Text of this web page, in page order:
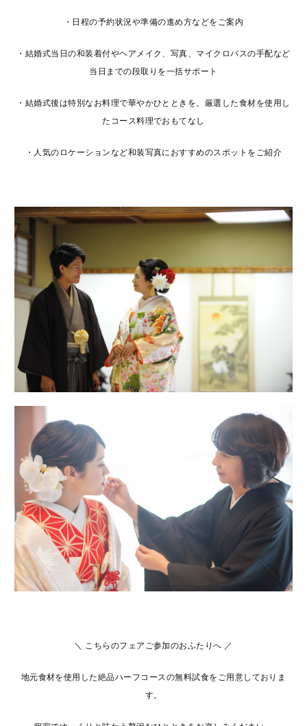
・日程の予約状況や準備の進め方などをご案内
・結婚式当日の和装着付やヘアメイク、写真、マイクロバスの手配など
当日までの段取りを一括サポート
・結婚式後は特別なお料理で華やかひとときを。厳選した食材を使用し
たコース料理でおもてなし
・人気のロケーションなど和装写真におすすめのスポットをご紹介
＼ こちらのフェアご参加のおふたりへ ／
地元食材を使用した絶品ハーフコースの無料試食をご用意しておりま
す。